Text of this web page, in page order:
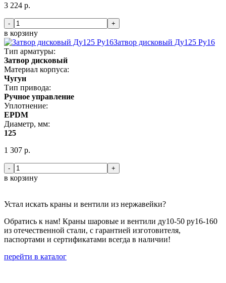
3 224 р.
- +
в корзину
Затвор дисковый Ду125 Ру16
Тип арматуры:
Затвор дисковый
Материал корпуса:
Чугун
Тип привода:
Ручное управление
Уплотнение:
EPDM
Диаметр, мм:
125
1 307 р.
- +
в корзину
Устал искать краны и вентили из нержавейки?
Обратись к нам! Краны шаровые и вентили ду10-50 ру16-160
из отечественной стали, с гарантией изготовителя,
паспортами и сертификатами всегда в наличии!
перейти в каталог